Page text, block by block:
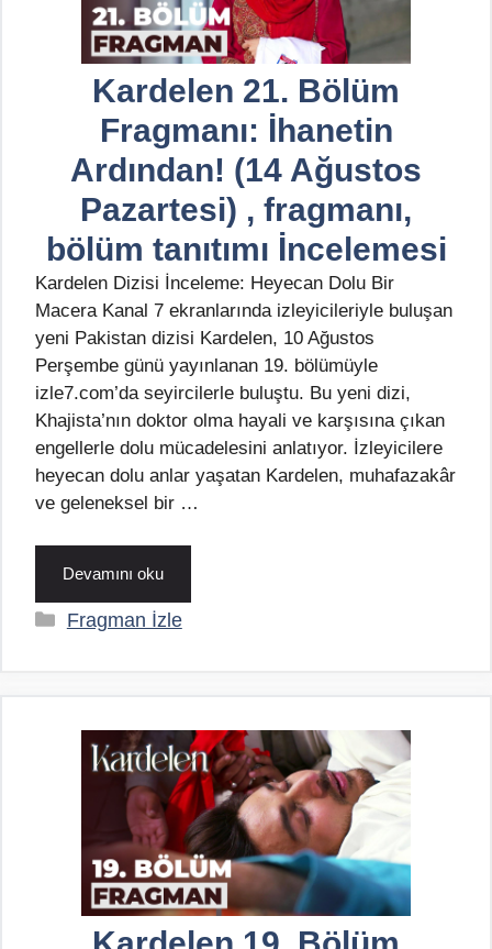
Kardelen 21. Bölüm
Fragmanı: İhanetin
Ardından! (14 Ağustos
Pazartesi) , fragmanı,
bölüm tanıtımı İncelemesi
Kardelen Dizisi İnceleme: Heyecan Dolu Bir
Macera Kanal 7 ekranlarında izleyicileriyle buluşan
yeni Pakistan dizisi Kardelen, 10 Ağustos
Perşembe günü yayınlanan 19. bölümüyle
izle7.com’da seyircilerle buluştu. Bu yeni dizi,
Khajista’nın doktor olma hayali ve karşısına çıkan
engellerle dolu mücadelesini anlatıyor. İzleyicilere
heyecan dolu anlar yaşatan Kardelen, muhafazakâr
ve geleneksel bir …
Devamını oku
Kategoriler
Fragman İzle